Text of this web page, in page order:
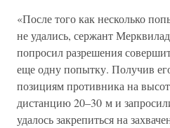
«После того как несколько
не удались, сержант
попросил разрешения
еще одну попытку. Получив
позициям противника на
дистанцию 20–30 м и
удалось закрепиться на